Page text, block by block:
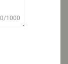
0/1000